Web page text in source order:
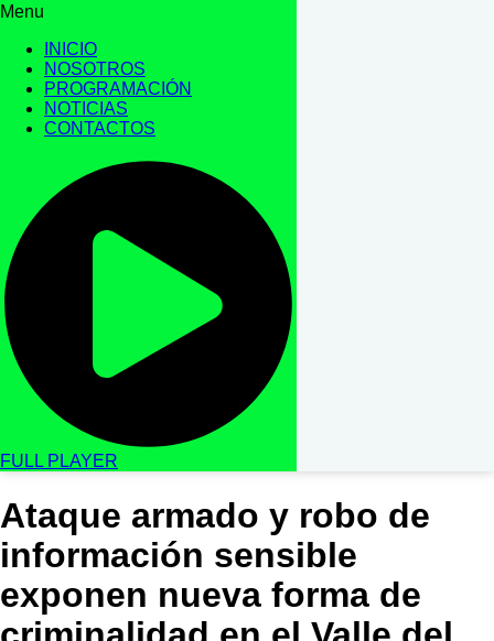
Menu
INICIO
NOSOTROS
PROGRAMACIÓN
NOTICIAS
CONTACTOS
FULL PLAYER
Ataque armado y robo de
información sensible
exponen nueva forma de